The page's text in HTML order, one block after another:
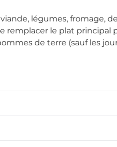
légumes, fromage,
remplacer le plat
de terre (sauf les